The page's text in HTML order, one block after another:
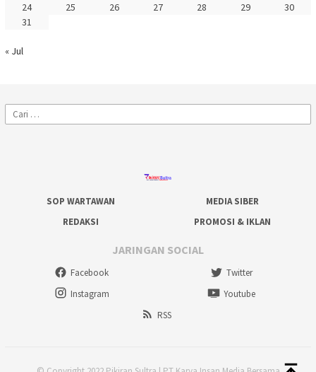
24
25 26 27 28 29
30
31
« Jul
Cari
untuk:
SOP WARTAWAN
MEDIA SIBER
REDAKSI
PROMOSI & IKLAN
JARINGAN SOCIAL
Facebook
Twitter
Instagram
Youtube
RSS